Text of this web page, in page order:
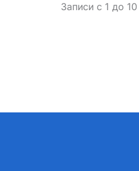
Записи с 1 до 10